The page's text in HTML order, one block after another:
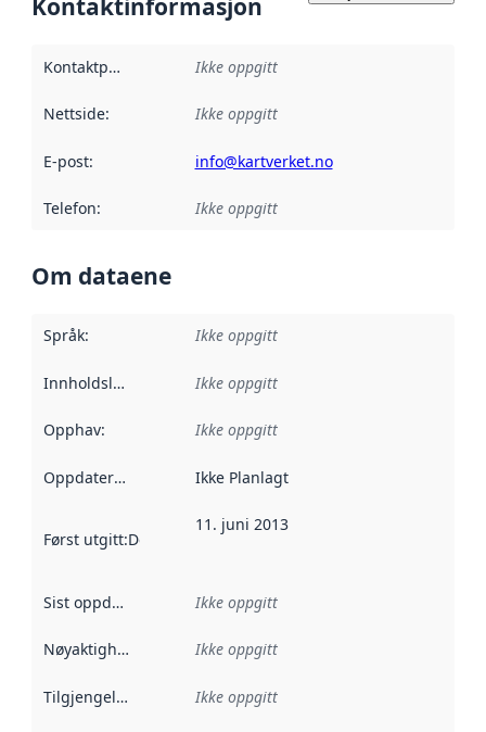
Kontaktinformasjon
Kontaktpunkt Ikke oppgitt
Nettside: Ikke oppgitt
E-post: info@kartverket.no
Telefon: Ikke oppgitt
Om dataene
Språk: Ikke oppgitt
Innholdsleverandører :
Ikke oppgitt
Opphav: Ikke oppgitt
Oppdateringsfrekvens :
Ikke Planlagt
Først utgitt:Denne datoen sier når dataene i dette
11. juni 2013
Sist oppdatert Ikke oppgitt
Nøyaktighet Ikke oppgitt
Tilgjengelighet Ikke oppgitt